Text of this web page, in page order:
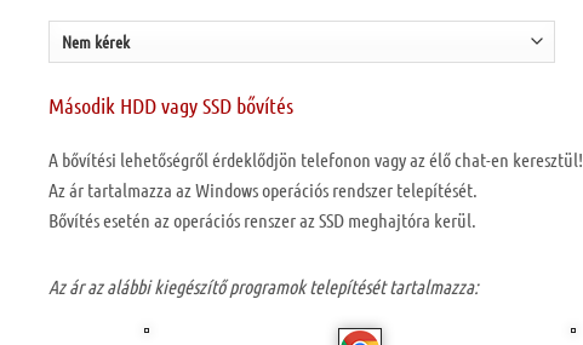
Második HDD vagy SSD bővítés
A bővítési lehetőségről érdeklődjön telefonon vagy az élő chat-en keresztül!
Az ár tartalmazza az Windows operációs rendszer telepítését.
Bővítés esetén az operációs renszer az SSD meghajtóra kerül.
Az ár az alábbi kiegészítő programok telepítését tartalmazza: